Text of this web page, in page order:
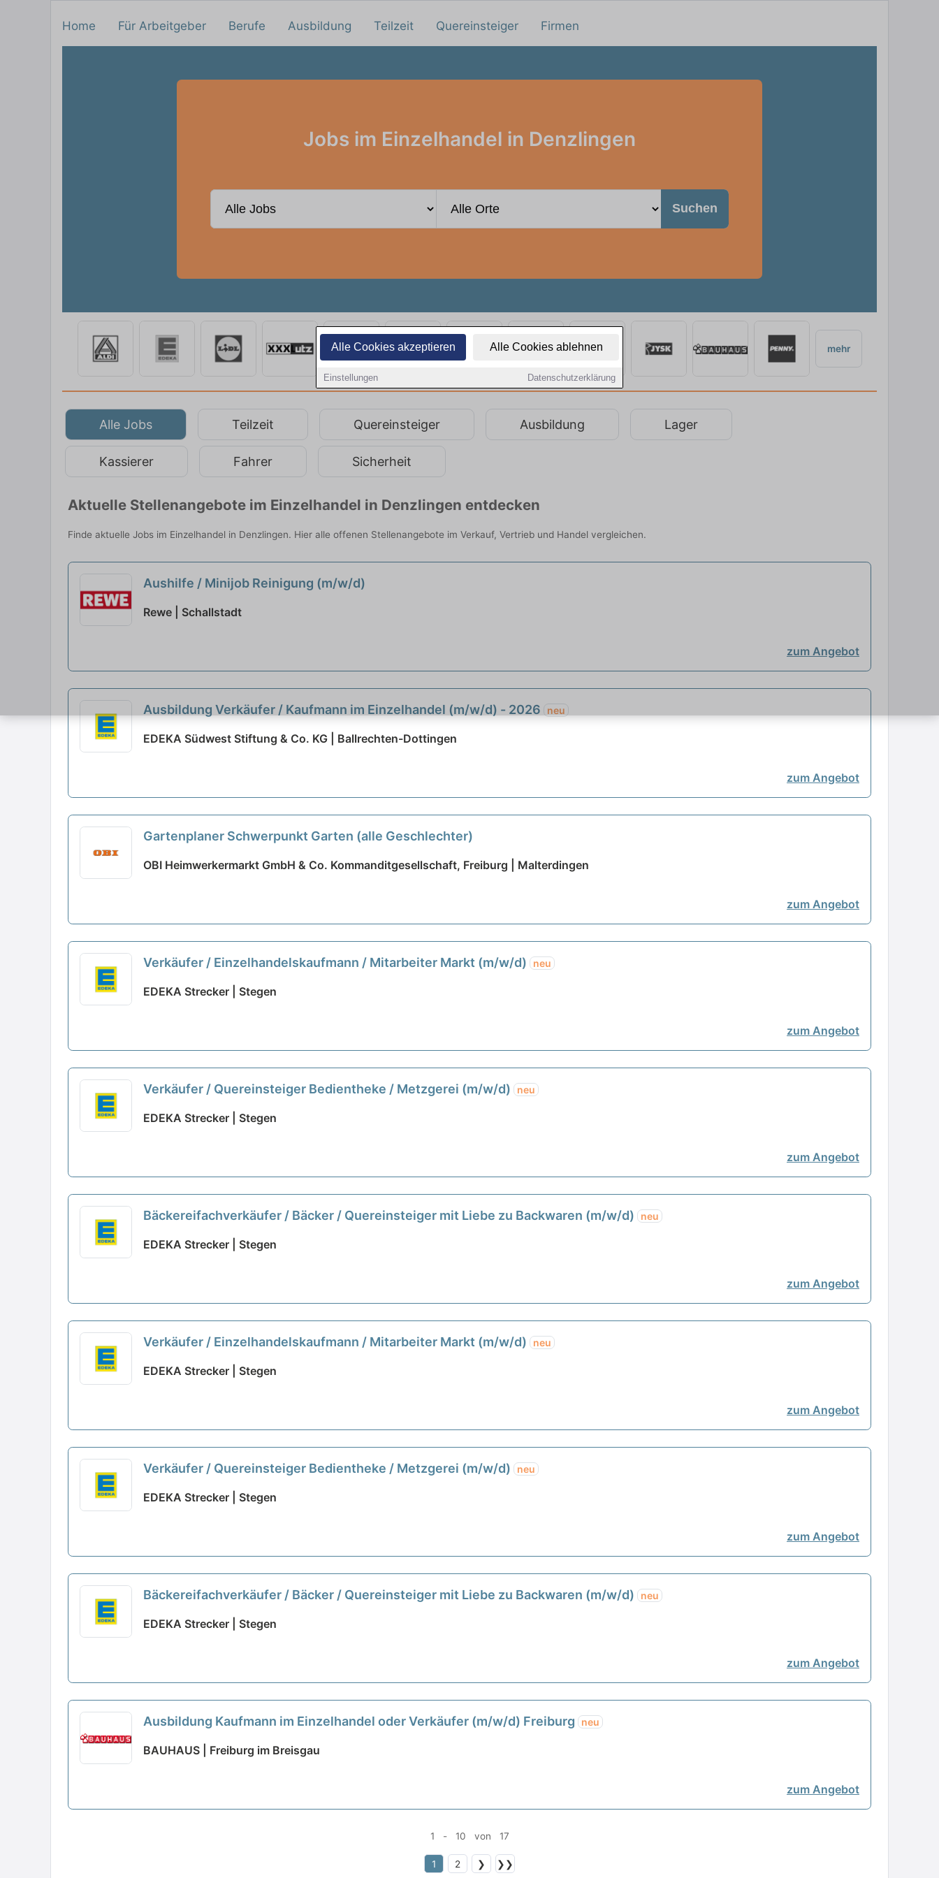
Alle Cookies akzeptieren Alle Cookies ablehnen
Einstellungen Datenschutzerklärung
Home Für Arbeitgeber Berufe Ausbildung Teilzeit Quereinsteiger Firmen
Jobs im Einzelhandel in Denzlingen
Suchen
mehr
Alle Jobs Teilzeit Quereinsteiger Ausbildung Lager
Kassierer Fahrer Sicherheit
Aktuelle Stellenangebote im Einzelhandel in Denzlingen entdecken
Finde aktuelle Jobs im Einzelhandel in Denzlingen. Hier alle offenen Stellenangebote im Verkauf, Vertrieb und Handel vergleichen.
Aushilfe / Minijob Reinigung (m/w/d)
Rewe | Schallstadt
zum Angebot
Ausbildung Verkäufer / Kaufmann im Einzelhandel (m/w/d) - 2026 neu
EDEKA Südwest Stiftung & Co. KG | Ballrechten-Dottingen
zum Angebot
Gartenplaner Schwerpunkt Garten (alle Geschlechter)
OBI Heimwerkermarkt GmbH & Co. Kommanditgesellschaft, Freiburg | Malterdingen
zum Angebot
Verkäufer / Einzelhandelskaufmann / Mitarbeiter Markt (m/w/d) neu
EDEKA Strecker | Stegen
zum Angebot
Verkäufer / Quereinsteiger Bedientheke / Metzgerei (m/w/d) neu
EDEKA Strecker | Stegen
zum Angebot
Bäckereifachverkäufer / Bäcker / Quereinsteiger mit Liebe zu Backwaren (m/w/d) neu
EDEKA Strecker | Stegen
zum Angebot
Verkäufer / Einzelhandelskaufmann / Mitarbeiter Markt (m/w/d) neu
EDEKA Strecker | Stegen
zum Angebot
Verkäufer / Quereinsteiger Bedientheke / Metzgerei (m/w/d) neu
EDEKA Strecker | Stegen
zum Angebot
Bäckereifachverkäufer / Bäcker / Quereinsteiger mit Liebe zu Backwaren (m/w/d) neu
EDEKA Strecker | Stegen
zum Angebot
Ausbildung Kaufmann im Einzelhandel oder Verkäufer (m/w/d) Freiburg neu
BAUHAUS | Freiburg im Breisgau
zum Angebot
1 - 10 von 17
1 2 ❯ ❯❯